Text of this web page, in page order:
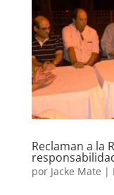
Reclaman a la
por Jacke Mate |